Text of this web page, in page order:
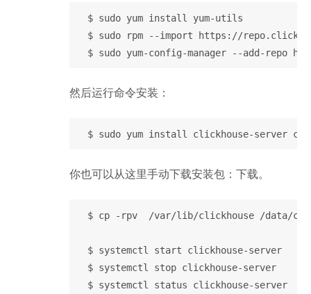
  $ sudo yum install yum-utils
$ sudo rpm --import https://
然后运行命令安装：
你也可以从这里手动下载安装包：下载。
$ cp -rpv  /var/lib/clickhouse /data/
  $ systemctl start clickhouse-server
  $ systemctl stop clickhouse-server